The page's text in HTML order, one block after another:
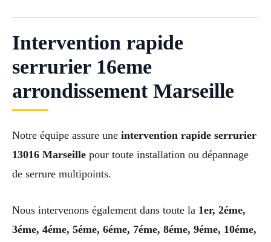
Intervention rapide
serrurier 16eme
arrondissement Marseille
Notre équipe assure une intervention rapide serrurier
13016 Marseille pour toute installation ou dépannage
de serrure multipoints.
Nous intervenons également dans toute la 1er, 2éme,
3éme, 4éme, 5éme, 6éme, 7éme, 8éme, 9éme, 10éme,